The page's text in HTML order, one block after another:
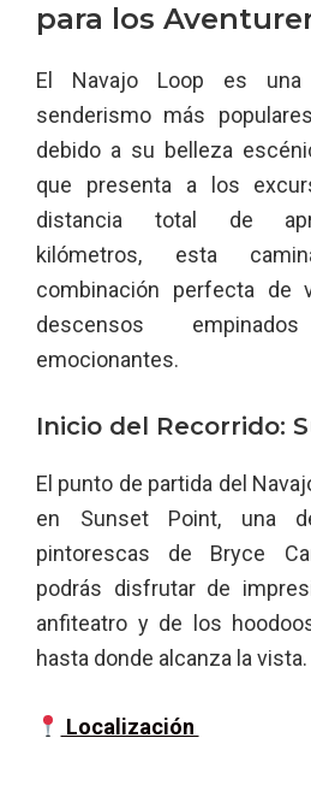
para los
El Navajo Loop es
senderismo más
debido a su belleza
que presenta a los
distancia total de
kilómetros, esta
combinación perfecta de
descensos
emocionantes.
Inicio del Recorrido:
El punto de partida del
en Sunset Point, una
pintorescas de Bryce
podrás disfrutar de
anfiteatro y de los
hasta donde alcanza la vista.
Localización